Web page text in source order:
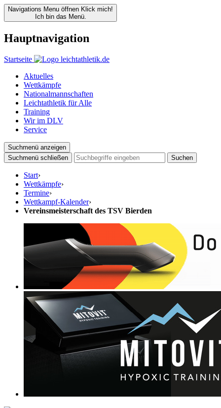
Navigations Menu öffnen Klick mich!
Ich bin das Menü.
Hauptnavigation
Startseite
Aktuelles
Wettkämpfe
Nationalmannschaften
Leichtathletik für Alle
Training
Wir im DLV
Service
Suchmenü anzeigen
Suchmenü schließen
Suchen
Start›
Wettkämpfe›
Termine›
Wettkampf-Kalender›
Vereinsmeisterschaft des TSV Bierden